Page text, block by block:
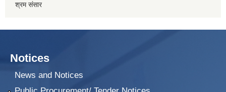
श्रम संसार
Notices
News and Notices